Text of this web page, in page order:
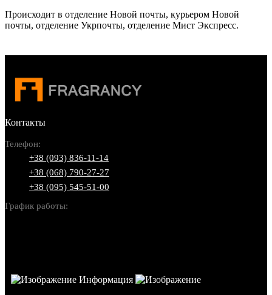
Происходит в отделение Новой почты, курьером Новой
почты, отделение Укрпочты, отделение Мист Экспресс.
Контакты
Телефон:
+38 (093) 836-11-14
+38 (068) 790-27-27
+38 (095) 545-51-00
График работы:
Информация